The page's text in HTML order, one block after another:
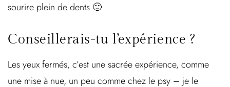
sourire plein de dents 🙂
Conseillerais-tu l’expérience ?
Les yeux fermés, c’est une sacrée expérience, comme
une mise à nue, un peu comme chez le psy – je le